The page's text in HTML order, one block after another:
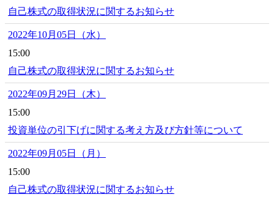
自己株式の取得状況に関するお知らせ
2022年10月05日（水）
15:00
自己株式の取得状況に関するお知らせ
2022年09月29日（木）
15:00
投資単位の引下げに関する考え方及び方針等について
2022年09月05日（月）
15:00
自己株式の取得状況に関するお知らせ